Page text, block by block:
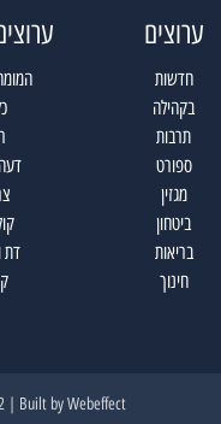
ערוצים
חדשות
בקהילה
תרבות
ספורט
מגזין
ביטחון
בריאות
חינוך
דת
| Built byWebeffect ©